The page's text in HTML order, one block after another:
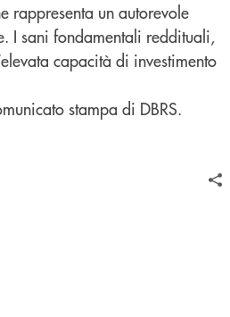
rappresenta un autorevole
I sani fondamentali reddituali,
capacità di investimento
stampa di DBRS.